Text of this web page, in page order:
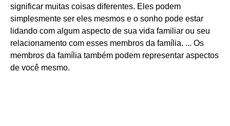
significar muitas coisas diferentes. Eles podem
simplesmente ser eles mesmos e o sonho pode estar
lidando com algum aspecto de sua vida familiar ou seu
relacionamento com esses membros da família. ... Os
membros da família também podem representar aspectos
de você mesmo.